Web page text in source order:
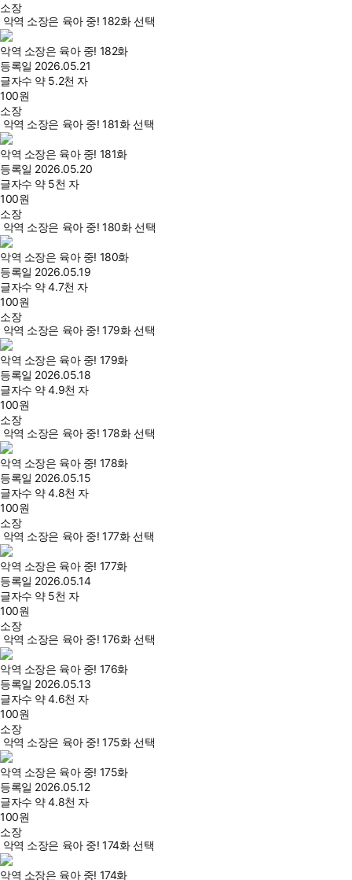
소장
악역 소장은 육아 중! 182화 선택
악역 소장은 육아 중! 182화
등록일 2026.05.21
글자수 약 5.2천 자
100원
소장
악역 소장은 육아 중! 181화 선택
악역 소장은 육아 중! 181화
등록일 2026.05.20
글자수 약 5천 자
100원
소장
악역 소장은 육아 중! 180화 선택
악역 소장은 육아 중! 180화
등록일 2026.05.19
글자수 약 4.7천 자
100원
소장
악역 소장은 육아 중! 179화 선택
악역 소장은 육아 중! 179화
등록일 2026.05.18
글자수 약 4.9천 자
100원
소장
악역 소장은 육아 중! 178화 선택
악역 소장은 육아 중! 178화
등록일 2026.05.15
글자수 약 4.8천 자
100원
소장
악역 소장은 육아 중! 177화 선택
악역 소장은 육아 중! 177화
등록일 2026.05.14
글자수 약 5천 자
100원
소장
악역 소장은 육아 중! 176화 선택
악역 소장은 육아 중! 176화
등록일 2026.05.13
글자수 약 4.6천 자
100원
소장
악역 소장은 육아 중! 175화 선택
악역 소장은 육아 중! 175화
등록일 2026.05.12
글자수 약 4.8천 자
100원
소장
악역 소장은 육아 중! 174화 선택
악역 소장은 육아 중! 174화